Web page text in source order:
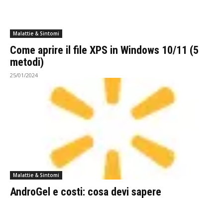
Malattie & Sintomi
Come aprire il file XPS in Windows 10/11 (5
metodi)
25/01/2024
Malattie & Sintomi
AndroGel e costi: cosa devi sapere